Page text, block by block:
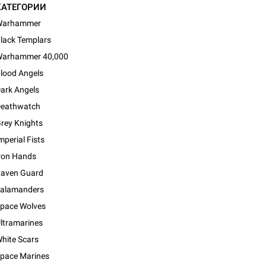
Templars
40,000
Angels
Angels
Knights
Fists
Hands
Guard
Wolves
Scars
Marines